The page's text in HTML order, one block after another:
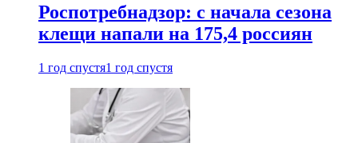
Роспотребнадзор: с начала сезона
клещи напали на 175,4 россиян
1 год спустя1 год спустя